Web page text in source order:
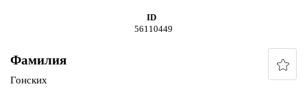
ID
56110449
Фамилия
Гонских